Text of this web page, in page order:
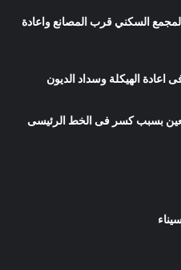
السكني قرب المصانع واعادة
الهيكلة وسداد الديون
بسبب كسر فى الخط الرئيسى